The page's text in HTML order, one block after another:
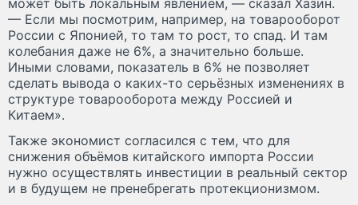
может быть локальным явлением, — сказал Хазин.
— Если мы посмотрим, например, на товарооборот
России с Японией, то там то рост, то спад. И там
колебания даже не 6%, а значительно больше.
Иными словами, показатель в 6% не позволяет
сделать вывода о каких-то серьёзных изменениях в
структуре товарооборота между Россией и
Китаем».
Также экономист согласился с тем, что для
снижения объёмов китайского импорта России
нужно осуществлять инвестиции в реальный сектор
и в будущем не пренебрегать протекционизмом.